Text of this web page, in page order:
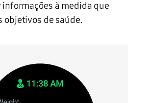
informações à medida que
objetivos de saúde.